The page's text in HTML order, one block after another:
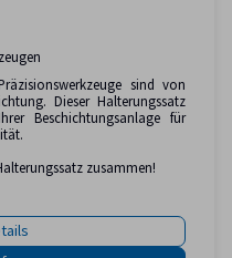
sind von
Dieser Halterungssatz
Beschichtungsanlage für
zusammen!